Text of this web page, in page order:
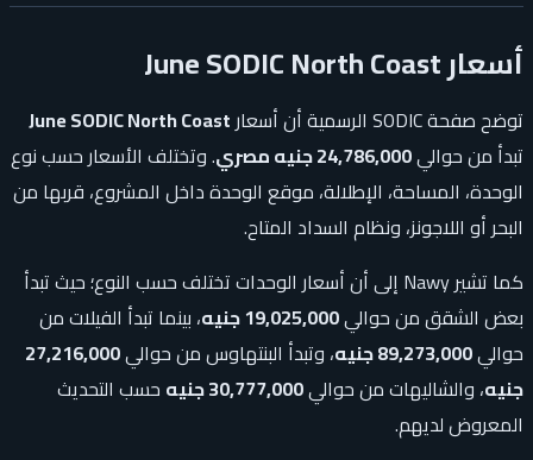
أسعار June SODIC North Coast
توضح صفحة SODIC الرسمية أن أسعار
June SODIC North Coast
تبدأ من حوالي24,786,000 جنيه مصري
. وتختلف الأسعار حسب نوع
الوحدة، المساحة، الإطلالة، موقع الوحدة داخل المشروع، قربها من
البحر أو اللاجونز، ونظام السداد المتاح.
كما تشير Nawy إلى أن أسعار الوحدات تختلف حسب النوع؛ حيث تبدأ
بعض الشقق من حوالي19,025,000 جنيه
، بينما تبدأ الفيلات من
حوالي89,273,000 جنيه ، وتبدأ البنتهاوس من حوالي27,216,000
جنيه، والشاليهات من حوالي30,777,000 جنيه
حسب التحديث
المعروض لديهم.